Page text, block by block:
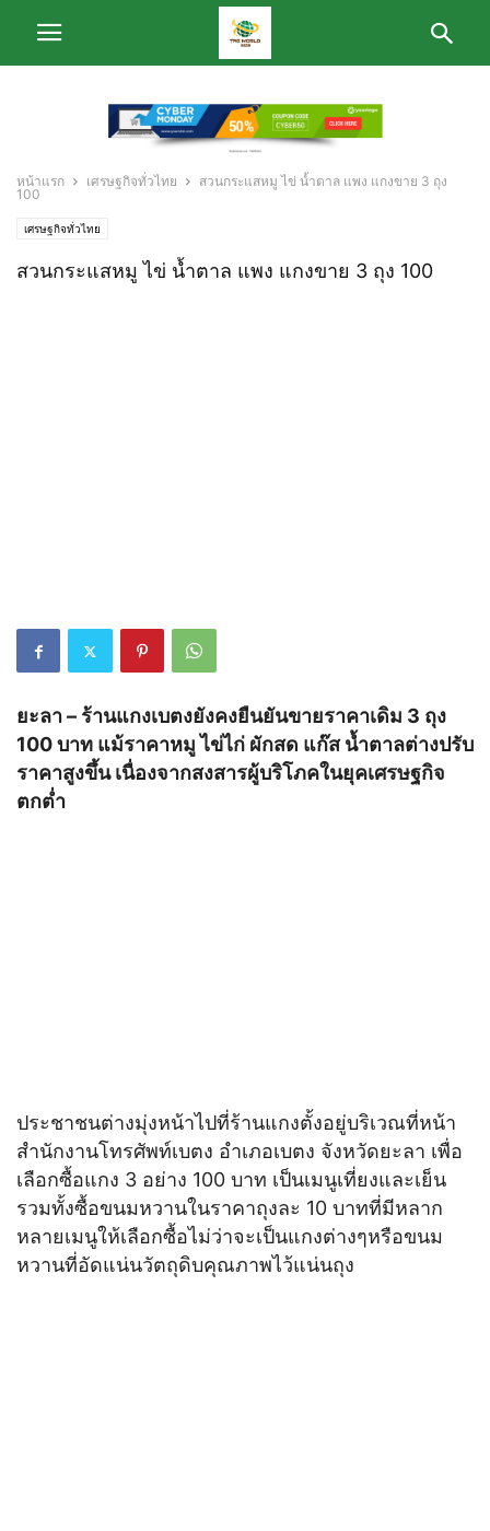
หน้าแรก เศรษฐกิจทั่วไทย
สวนกระแสหมู ไข่ น้ำตาล แพง แกงขาย 3 ถุง
100
เศรษฐกิจทั่วไทย
สวนกระแสหมู ไข่ น้ำตาล แพง แกงขาย 3 ถุง 100
ยะลา – ร้านแกงเบตงยังคงยืนยันขายราคาเดิม 3 ถุง
100 บาท แม้ราคาหมู ไข่ไก่ ผักสด แก๊ส น้ำตาลต่างปรับ
ราคาสูงขึ้น เนื่องจากสงสารผู้บริโภคในยุคเศรษฐกิจ
ตกต่ำ
ประชาชนต่างมุ่งหน้าไปที่ร้านแกงตั้งอยู่บริเวณที่หน้า
สำนักงานโทรศัพท์เบตง อำเภอเบตง จังหวัดยะลา เพื่อ
เลือกซื้อแกง 3 อย่าง 100 บาท เป็นเมนูเที่ยงและเย็น
รวมทั้งซื้อขนมหวานในราคาถุงละ 10 บาทที่มีหลาก
หลายเมนูให้เลือกซื้อไม่ว่าจะเป็นแกงต่างๆหรือขนม
หวานที่อัดแน่นวัตถุดิบคุณภาพไว้แน่นถุง